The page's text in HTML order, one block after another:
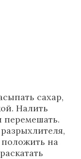
сахар,
Налить
перемешать.
положить на